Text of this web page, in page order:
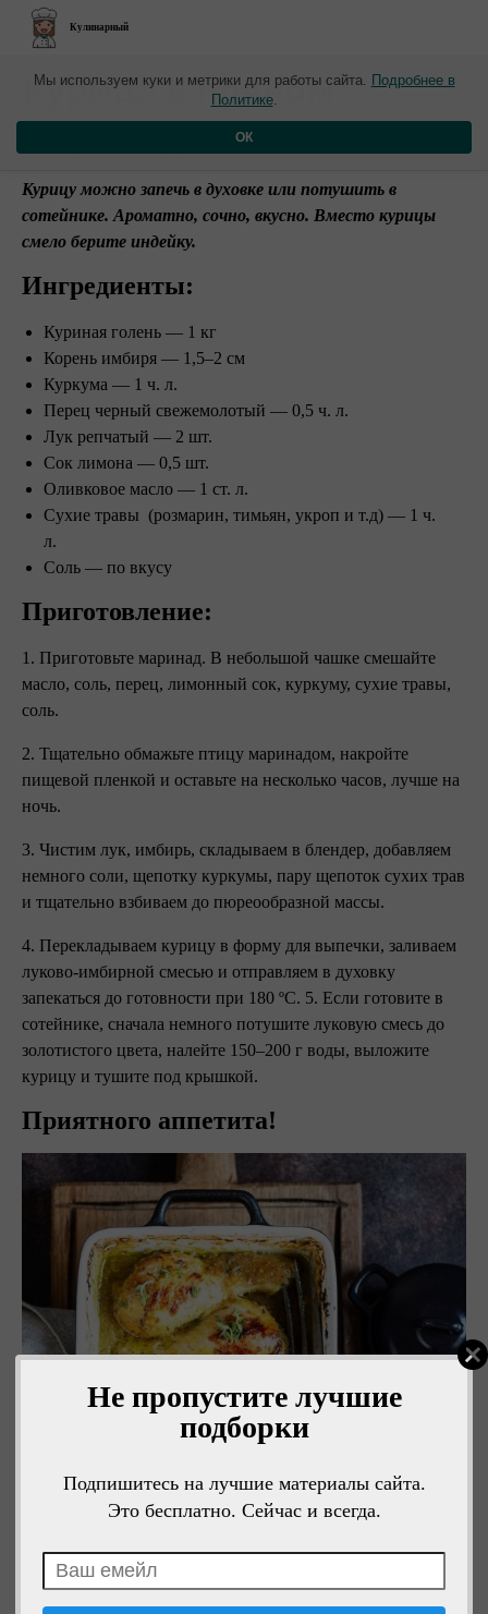
Не пропустите лучшие
подборки
Подпишитесь на лучшие материалы сайта.
Это бесплатно. Сейчас и всегда.
Кулинарный
​Курица в пряном
маринаде⠀
Курицу можно запечь в духовке или потушить в
сотейнике. Ароматно, сочно, вкусно. Вместо курицы
смело берите индейку.⠀
Ингредиенты:
Куриная голень — 1 кг
Корень имбиря — 1,5–2 см
Куркума — 1 ч. л.
Перец черный свежемолотый — 0,5 ч. л.
Лук репчатый — 2 шт.
Сок лимона — 0,5 шт.
Оливковое масло — 1 ст. л.
Сухие травы (розмарин, тимьян, укроп и т.д) — 1 ч.
л.
Соль — по вкусу ⠀
Приготовление:
1. Приготовьте маринад. В небольшой чашке смешайте
масло, соль, перец, лимонный сок, куркуму, сухие травы,
соль.
2. Тщательно обмажьте птицу маринадом, накройте
пищевой пленкой и оставьте на несколько часов, лучше на
ночь.
3. Чистим лук, имбирь, складываем в блендер, добавляем
немного соли, щепотку куркумы, пару щепоток сухих трав
и тщательно взбиваем до пюреообразной массы.
4. Перекладываем курицу в форму для выпечки, заливаем
луково-имбирной смесью и отправляем в духовку
запекаться до готовности при 180 ºC. 5. Если готовите в
сотейнике, сначала немного потушите луковую смесь до
золотистого цвета, налейте 150–200 г воды, выложите
курицу и тушите под крышкой.
Приятного аппетита!
Мы используем куки и метрики для работы сайта. Подробнее в
Политике.
ОК